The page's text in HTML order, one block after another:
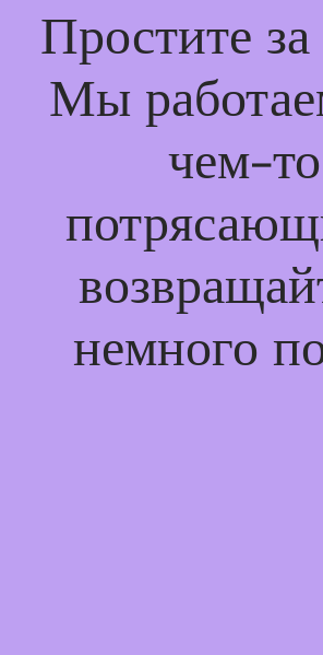
Простите
Мы
чем-то
немного